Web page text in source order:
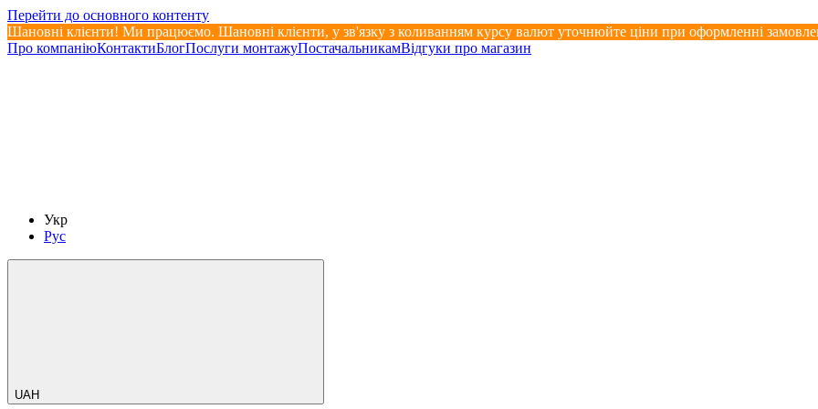
Перейти до основного контенту
Шановні клієнти! Ми працюємо. Шановні клієнти, у зв'язку з коливанням курсу валют уточнюйте ціни при оформленні
Про компаніюКонтактиБлогПослуги монтажуПостачальникамВідгуки про магазин
Укр
Рус
UAH